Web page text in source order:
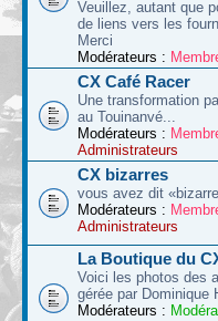
Veuillez, autant que
de liens vers les
Merci
Modérateurs :
CX Café Racer
Une transformation
au Touinanvé...
Modérateurs :
Administrateurs
CX bizarres
vous avez dit
Modérateurs :
Administrateurs
La Boutique du
Voici les photos des
gérée par Dominique
Modérateurs :